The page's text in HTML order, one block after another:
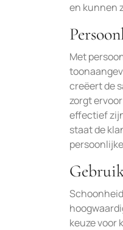
en kunnen
Met
creëert de
zorgt
effectief
staat de
keuze voor